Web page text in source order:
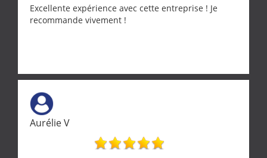
Excellente expérience avec cette entreprise ! Je
recommande vivement !
Aurélie V